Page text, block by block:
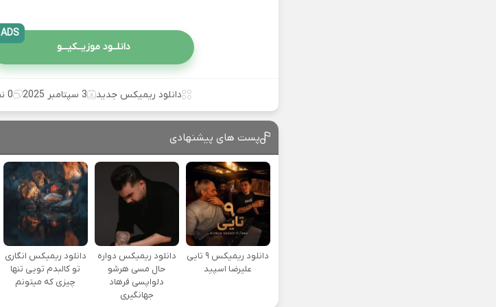
دانلــود موزیــکیـــو
ADS
دانلود ریمیکس جدید 3 سپتامبر 2025 0 نظر
پست های پیشنهادی
دانلود ریمیکس ۹ تایی
علیرضا اسپید
دانلود ریمیکس دواره
حال مسی هرشو
دلواپسی فرهاد
جهانگیری
دانلود ریمیکس انگاری
تو کالبدم تویی تنها
چیزی که میتونم